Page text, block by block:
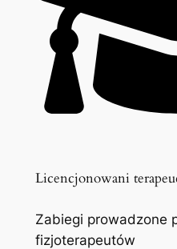
Licencjonowani
Zabiegi prowadzone
fizjoterapeutów